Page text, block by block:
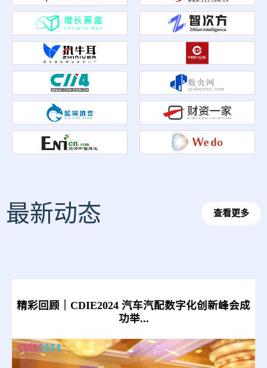
最新动态 查看更多
成
2024CDIE制造业数字化创新峰会在深圆满落幕
技...